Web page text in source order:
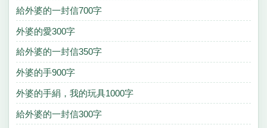
給外婆的一封信700字
外婆的愛300字
給外婆的一封信350字
外婆的手900字
外婆的手絹，我的玩具1000字
給外婆的一封信300字